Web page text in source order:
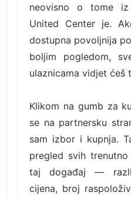
neovisno o tome
United Center je.
dostupna povoljnija
boljim pogledom,
ulaznicama vidjet ćeš
Klikom na gumb za
se na partnersku
sam izbor i kupnja.
pregled svih
taj događaj —
cijena, broj